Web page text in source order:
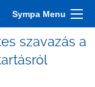
Sympa Menu
szavazás a